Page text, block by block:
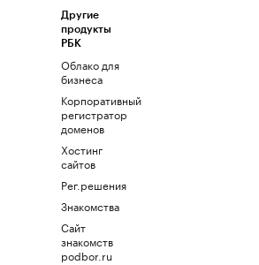
Другие
продукты
РБК
Облако для
бизнеса
Корпоративный
регистратор
доменов
Хостинг
сайтов
Рег.решения
Знакомства
Сайт
знакомств
podbor.ru